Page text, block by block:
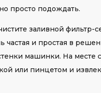
просто подождать.
заливной фильтр-
частая и простая в
машинки. На месте
или пинцетом и